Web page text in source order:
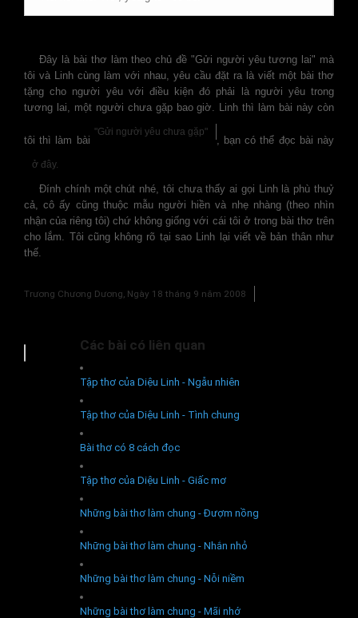
Đây là bài thơ làm theo chủ đề "Gửi người yêu tương lai" mà
tôi và Linh cùng làm với nhau, yêu cầu đặt ra là viết một bài thơ
tặng cho người yêu với điều kiện đó phải là người yêu trong
tương lai, một người chưa gặp bao giờ. Linh thì làm bài này còn
tôi thì làm bài
"Gửi người yêu chưa gặp"
, bạn có thể đọc bài này
ở đây.
Đính chính một chút nhé, tôi chưa thấy ai gọi Linh là phù thuỷ
cả, cô ấy cũng thuộc mẫu người hiền và nhẹ nhàng (theo nhìn
nhận của riêng tôi) chứ không giống với cái tôi ở trong bài thơ trên
cho lắm. Tôi cũng không rõ tại sao Linh lại viết về bản thân như
thế.
Trương Chương Dương, Ngày 18 tháng 9 năm 2008
Các bài có liên quan
Tập thơ của Diệu Linh - Ngẫu nhiên
Tập thơ của Diệu Linh - Tình chung
Bài thơ có 8 cách đọc
Tập thơ của Diệu Linh - Giấc mơ
Những bài thơ làm chung - Đượm nồng
Những bài thơ làm chung - Nhắn nhỏ
Những bài thơ làm chung - Nỗi niềm
Những bài thơ làm chung - Mãi nhớ